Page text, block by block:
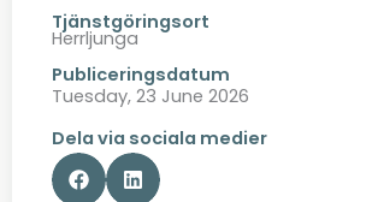
Tjänstgöringsort
Herrljunga
Publiceringsdatum
Tuesday, 23 June 2026
Dela via sociala medier